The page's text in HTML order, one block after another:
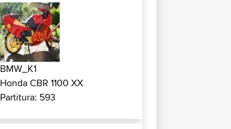
BMW_K1
Honda CBR 1100 XX
Partitura: 593